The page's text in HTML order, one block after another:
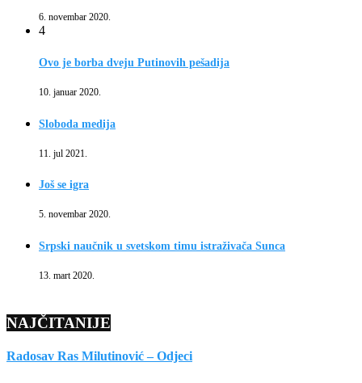
6. novembar 2020.
4
Ovo je borba dveju Putinovih pešadija
10. januar 2020.
Sloboda medija
11. jul 2021.
Još se igra
5. novembar 2020.
Srpski naučnik u svetskom timu istraživača Sunca
13. mart 2020.
NAJČITANIJE
Radosav Ras Milutinović – Odjeci